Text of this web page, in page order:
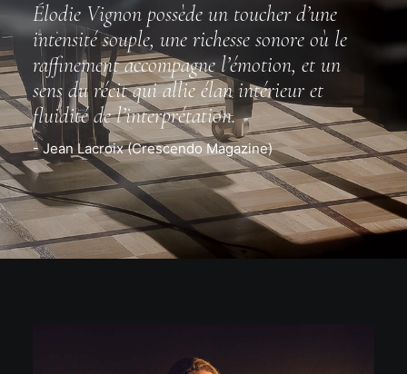
Élodie Vignon possède un toucher d’une
intensité souple, une richesse sonore où le
raffinement accompagne l’émotion, et un
sens du récit qui allie élan intérieur et
fluidité de l’interprétation.
- Jean Lacroix (Crescendo Magazine)